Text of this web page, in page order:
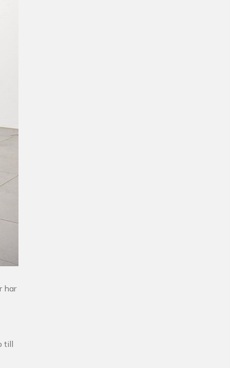
har
till